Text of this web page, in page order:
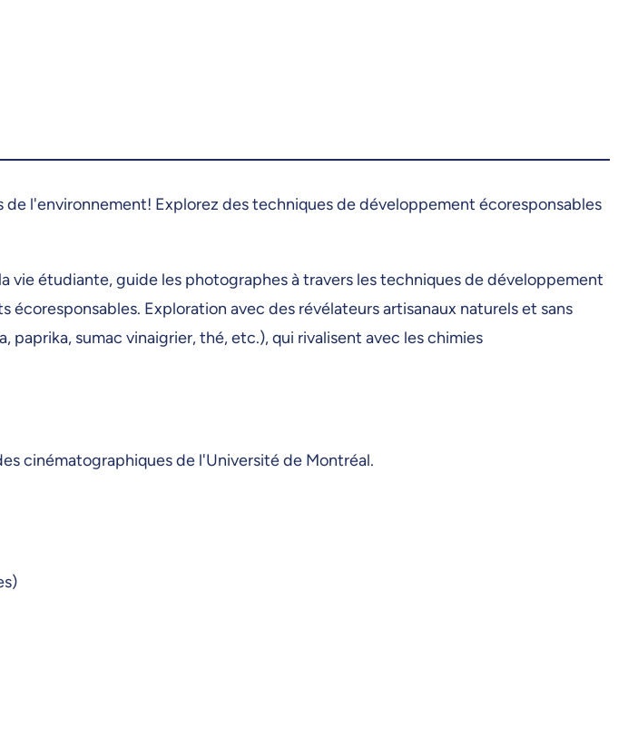
l'environnement! Explorez des techniques de développement écoresponsables
vie étudiante, guide les photographes à travers les techniques de développement
Exploration avec des révélateurs artisanaux naturels et sans
sumac vinaigrier, thé, etc.), qui rivalisent avec les chimies
cinématographiques de l'Université de Montréal.